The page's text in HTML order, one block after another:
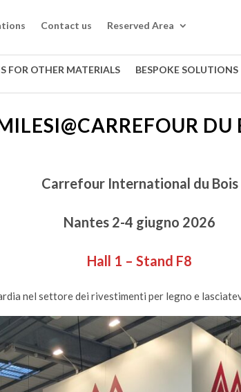
Contact us Reserved Area
FOR OTHER MATERIALS BESPOKE SOLUTIONS
DU
Carrefour International du Bois
Nantes 2-4 giugno 2026
Hall 1 – Stand F8
nel settore dei rivestimenti per legno e